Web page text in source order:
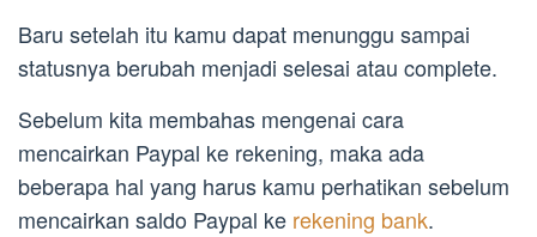
Baru setelah itu kamu dapat menunggu sampai
statusnya berubah menjadi selesai atau complete.
Sebelum kita membahas mengenai cara
mencairkan Paypal ke rekening, maka ada
beberapa hal yang harus kamu perhatikan sebelum
mencairkan saldo Paypal ke rekening bank.